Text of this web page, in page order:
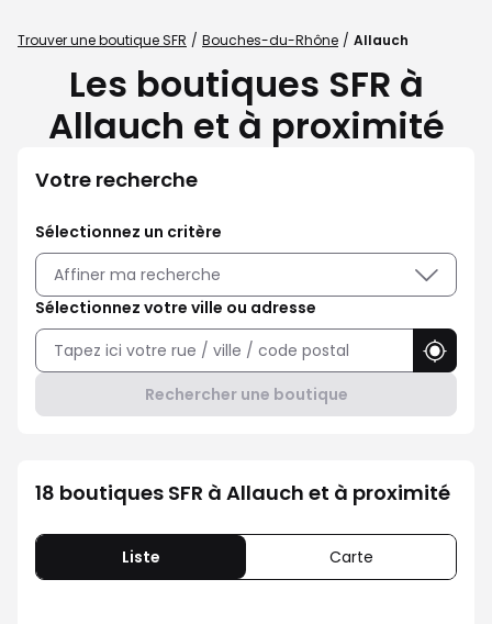
Trouver une boutique SFR Bouches-du-Rhône Allauch
Les boutiques SFR à
Allauch et à proximité
Votre recherche
Sélectionnez un critère
Affiner ma recherche
Sélectionnez votre ville ou adresse
Rechercher une boutique
18 boutiques SFR à Allauch et à proximité
Liste Carte